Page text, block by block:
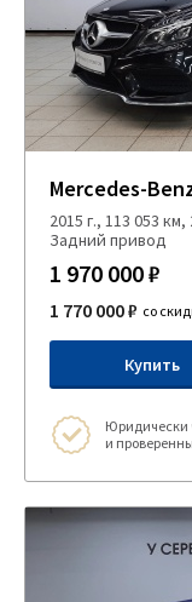
Mercedes-
2015 г., 113 053
Задний привод
1 970 000 ₽
1 770 000 ₽ со
Купить
Юридически
и